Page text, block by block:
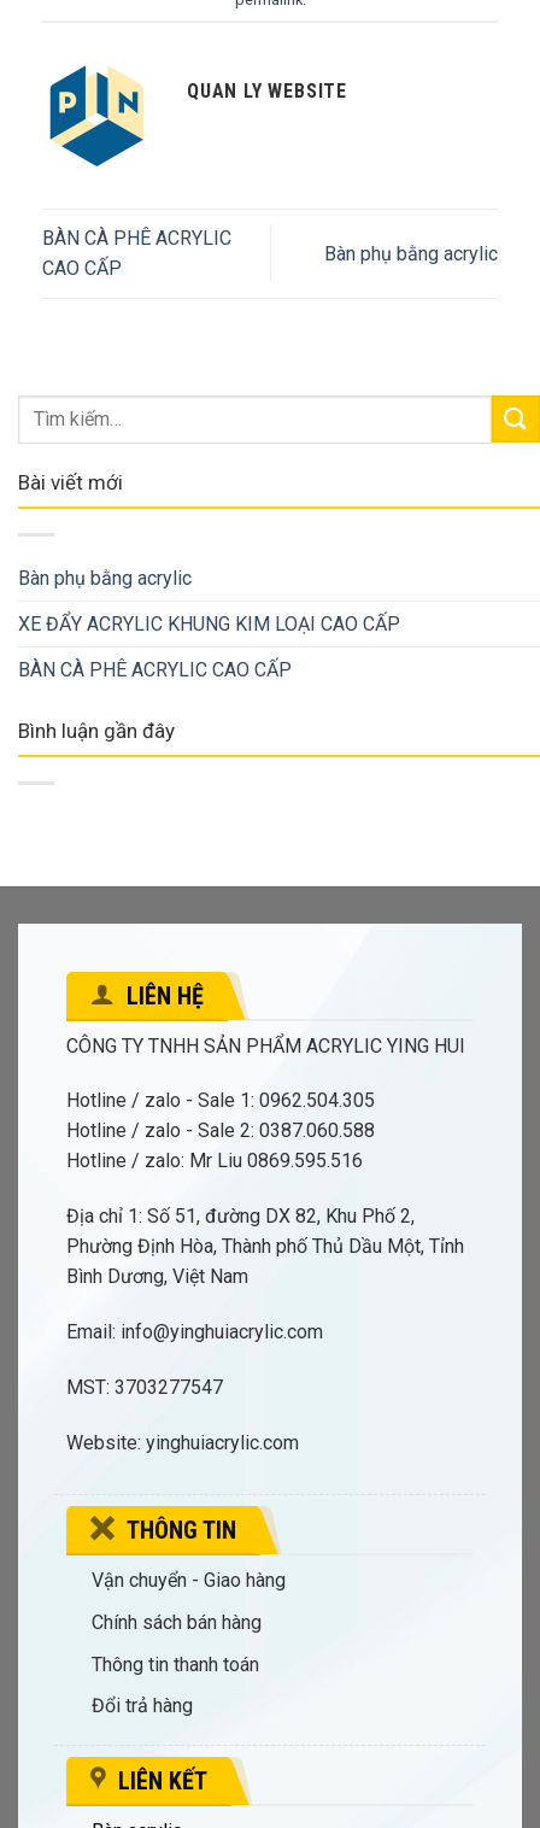
QUAN LY WEBSITE
BÀN CÀ PHÊ ACRYLIC
CAO CẤP
Bàn phụ bằng acrylic
Bài viết mới
Bàn phụ bằng acrylic
XE ĐẨY ACRYLIC KHUNG KIM LOẠI CAO CẤP
BÀN CÀ PHÊ ACRYLIC CAO CẤP
Bình luận gần đây
LIÊN HỆ
CÔNG TY TNHH SẢN PHẨM ACRYLIC YING HUI
Hotline / zalo - Sale 1: 0962.504.305
Hotline / zalo - Sale 2: 0387.060.588
Hotline / zalo: Mr Liu 0869.595.516
Địa chỉ 1: Số 51, đường DX 82, Khu Phố 2,
Phường Định Hòa, Thành phố Thủ Dầu Một, Tỉnh
Bình Dương, Việt Nam
Email: info@yinghuiacrylic.com
MST: 3703277547
Website: yinghuiacrylic.com
THÔNG TIN
Vận chuyển - Giao hàng
Chính sách bán hàng
Thông tin thanh toán
Đổi trả hàng
LIÊN KẾT